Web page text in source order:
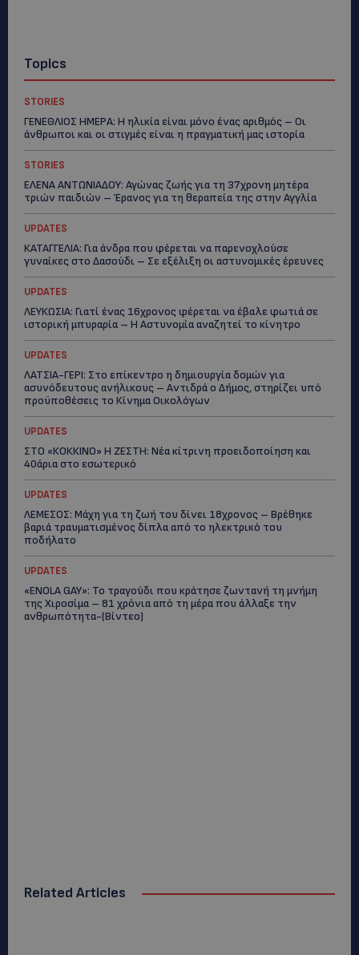
Topics
STORIES
ΓΕΝΕΘΛΙΟΣ ΗΜΕΡΑ: Η ηλικία είναι μόνο ένας αριθμός – Οι
άνθρωποι και οι στιγμές είναι η πραγματική μας ιστορία
STORIES
ΕΛΕΝΑ ΑΝΤΩΝΙΑΔΟΥ: Αγώνας ζωής για τη 37χρονη μητέρα
τριών παιδιών – Έρανος για τη θεραπεία της στην Αγγλία
UPDATES
ΚΑΤΑΓΓΕΛΙΑ: Για άνδρα που φέρεται να παρενοχλούσε
γυναίκες στο Δασούδι – Σε εξέλιξη οι αστυνομικές έρευνες
UPDATES
ΛΕΥΚΩΣΙΑ: Γιατί ένας 16χρονος φέρεται να έβαλε φωτιά σε
ιστορική μπυραρία – Η Αστυνομία αναζητεί το κίνητρο
UPDATES
ΛΑΤΣΙΑ-ΓΕΡΙ: Στο επίκεντρο η δημιουργία δομών για
ασυνόδευτους ανήλικους – Αντιδρά ο Δήμος, στηρίζει υπό
προϋποθέσεις το Κίνημα Οικολόγων
UPDATES
ΣΤΟ «ΚΟΚΚΙΝΟ» Η ΖΕΣΤΗ: Νέα κίτρινη προειδοποίηση και
40άρια στο εσωτερικό
UPDATES
ΛΕΜΕΣΟΣ: Μάχη για τη ζωή του δίνει 18χρονος – Βρέθηκε
βαριά τραυματισμένος δίπλα από το ηλεκτρικό του
ποδήλατο
UPDATES
«ENOLA GAY»: Το τραγούδι που κράτησε ζωντανή τη μνήμη
της Χιροσίμα – 81 χρόνια από τη μέρα που άλλαξε την
ανθρωπότητα-(Bίντεο)
Related Articles